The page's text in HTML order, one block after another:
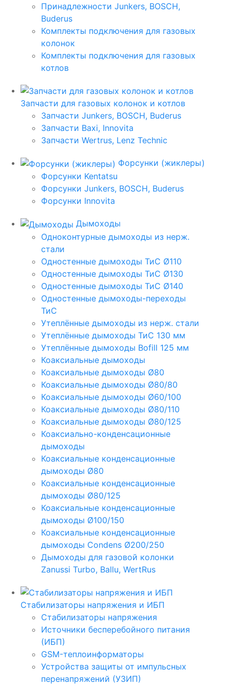
Принадлежности Junkers, BOSCH,
Buderus
Комплекты подключения для газовых
колонок
Комплекты подключения для газовых
котлов
Запчасти для газовых колонок и котлов
Запчасти Junkers, BOSCH, Buderus
Запчасти Baxi, Innovita
Запчасти Wertrus, Lenz Technic
Форсунки (жиклеры)
Форсунки Kentatsu
Форсунки Junkers, BOSCH, Buderus
Форсунки Innovita
Дымоходы
Одноконтурные дымоходы из нерж.
стали
Одностенные дымоходы ТиС Ø110
Одностенные дымоходы ТиС Ø130
Одностенные дымоходы ТиС Ø140
Одностенные дымоходы-переходы
ТиС
Утеплённые дымоходы из нерж. стали
Утеплённые дымоходы ТиС 130 мм
Утеплённые дымоходы Bofill 125 мм
Коаксиальные дымоходы
Коаксиальные дымоходы Ø80
Коаксиальные дымоходы Ø80/80
Коаксиальные дымоходы Ø60/100
Коаксиальные дымоходы Ø80/110
Коаксиальные дымоходы Ø80/125
Коаксиально-конденсационные
дымоходы
Коаксиальные конденсационные
дымоходы Ø80
Коаксиальные конденсационные
дымоходы Ø80/125
Коаксиальные конденсационные
дымоходы Ø100/150
Коаксиальные конденсационные
дымоходы Condens Ø200/250
Дымоходы для газовой колонки
Zanussi Turbo, Ballu, WertRus
Стабилизаторы напряжения и ИБП
Стабилизаторы напряжения
Источники бесперебойного питания
(ИБП)
GSM-теплоинформаторы
Устройства защиты от импульсных
перенапряжений (УЗИП)